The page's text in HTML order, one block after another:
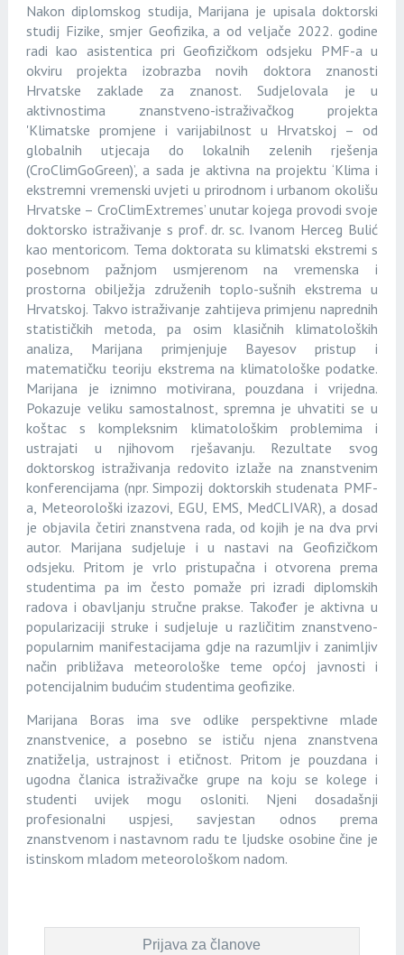
Nakon diplomskog studija, Marijana je upisala doktorski
studij Fizike, smjer Geofizika, a od veljače 2022. godine
radi kao asistentica pri Geofizičkom odsjeku PMF-a u
okviru projekta izobrazba novih doktora znanosti
Hrvatske zaklade za znanost. Sudjelovala je u
aktivnostima znanstveno-istraživačkog projekta
'Klimatske promjene i varijabilnost u Hrvatskoj – od
globalnih utjecaja do lokalnih zelenih rješenja
(CroClimGoGreen)’, a sada je aktivna na projektu ‘Klima i
ekstremni vremenski uvjeti u prirodnom i urbanom okolišu
Hrvatske – CroClimExtremes’ unutar kojega provodi svoje
doktorsko istraživanje s prof. dr. sc. Ivanom Herceg Bulić
kao mentoricom. Tema doktorata su klimatski ekstremi s
posebnom pažnjom usmjerenom na vremenska i
prostorna obilježja združenih toplo-sušnih ekstrema u
Hrvatskoj. Takvo istraživanje zahtijeva primjenu naprednih
statističkih metoda, pa osim klasičnih klimatoloških
analiza, Marijana primjenjuje Bayesov pristup i
matematičku teoriju ekstrema na klimatološke podatke.
Marijana je iznimno motivirana, pouzdana i vrijedna.
Pokazuje veliku samostalnost, spremna je uhvatiti se u
koštac s kompleksnim klimatološkim problemima i
ustrajati u njihovom rješavanju. Rezultate svog
doktorskog istraživanja redovito izlaže na znanstvenim
konferencijama (npr. Simpozij doktorskih studenata PMF-
a, Meteorološki izazovi, EGU, EMS, MedCLIVAR), a dosad
je objavila četiri znanstvena rada, od kojih je na dva prvi
autor. Marijana sudjeluje i u nastavi na Geofizičkom
odsjeku. Pritom je vrlo pristupačna i otvorena prema
studentima pa im često pomaže pri izradi diplomskih
radova i obavljanju stručne prakse. Također je aktivna u
popularizaciji struke i sudjeluje u različitim znanstveno-
popularnim manifestacijama gdje na razumljiv i zanimljiv
način približava meteorološke teme općoj javnosti i
potencijalnim budućim studentima geofizike.
Marijana Boras ima sve odlike perspektivne mlade
znanstvenice, a posebno se ističu njena znanstvena
znatiželja, ustrajnost i etičnost. Pritom je pouzdana i
ugodna članica istraživačke grupe na koju se kolege i
studenti uvijek mogu osloniti. Njeni dosadašnji
profesionalni uspjesi, savjestan odnos prema
znanstvenom i nastavnom radu te ljudske osobine čine je
istinskom mladom meteorološkom nadom.
Prijava za članove